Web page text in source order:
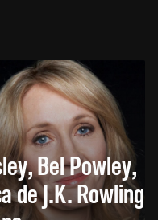
Bel Powley,
de J.K. Rowling